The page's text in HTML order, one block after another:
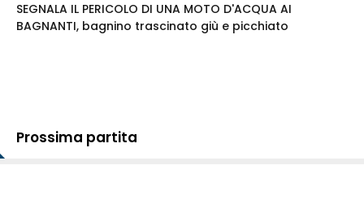
SEGNALA IL PERICOLO DI UNA MOTO D'ACQUA AI
BAGNANTI, bagnino trascinato giù e picchiato
Prossima partita